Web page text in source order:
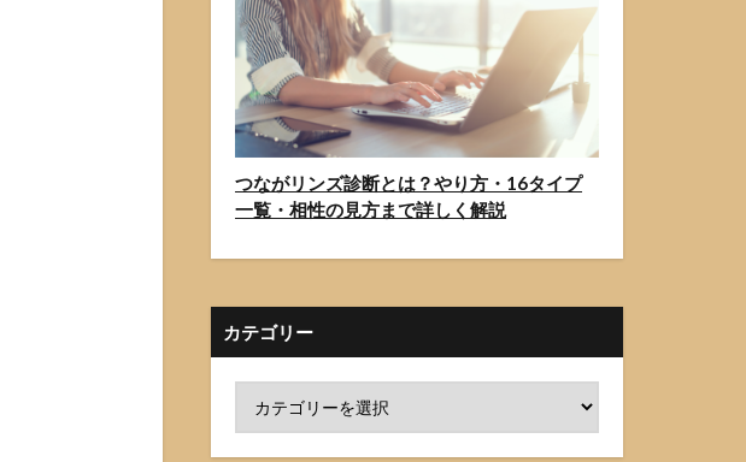
つながリンズ診断とは？やり方・16タイプ
一覧・相性の見方まで詳しく解説
カテゴリー